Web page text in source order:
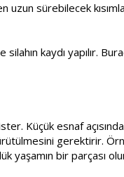
uzun sürebilecek
kaydı yapılır.
Küçük esnaf
gerektirir.
yaşamın bir parçası